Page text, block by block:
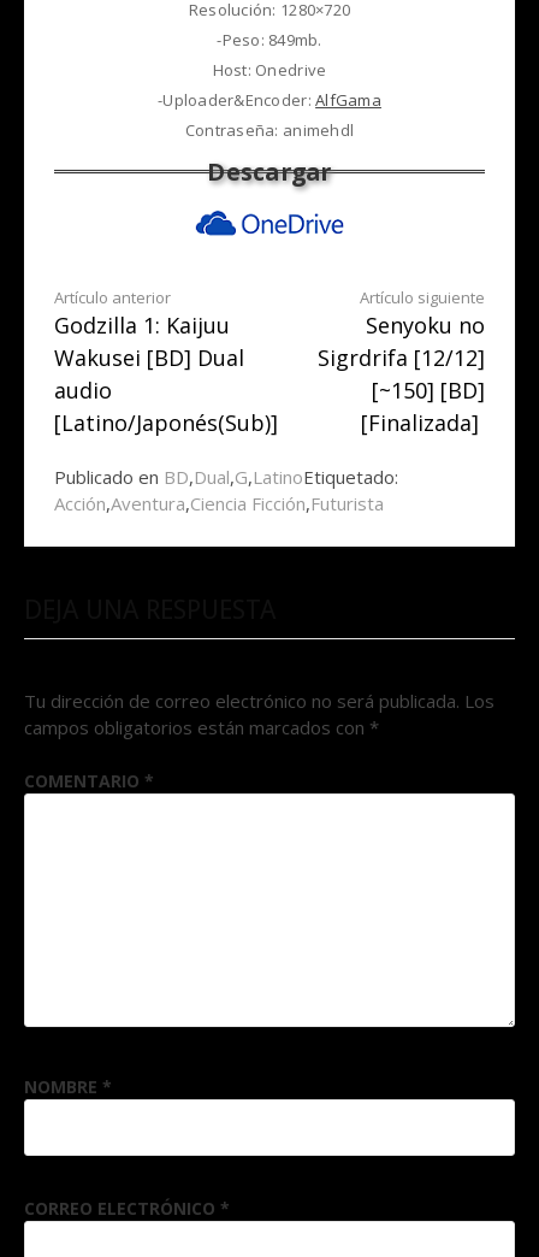
Resolución: 1280×720
-Peso: 849mb.
Host: Onedrive
-Uploader&Encoder:AlfGama
Contraseña: animehdl
Seguir
leyendo
Artículo anterior
Godzilla 1: Kaijuu
Wakusei [BD] Dual
audio
[Latino/Japonés(Sub)]
Artículo siguiente
Senyoku no
Sigrdrifa [12/12]
[~150] [BD]
[Finalizada]
Publicado en BD,Dual,G,LatinoEtiquetado:
Acción,Aventura,Ciencia Ficción,Futurista
Tu dirección de correo electrónico no será publicada. Los
campos obligatorios están marcados con *
COMENTARIO *
NOMBRE *
CORREO ELECTRÓNICO *